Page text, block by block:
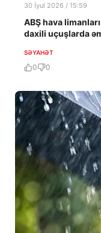
30 İyul 2026 / 15:59
ABŞ hava
daxili uçuşlarda
SƏYAHƏT
0 0